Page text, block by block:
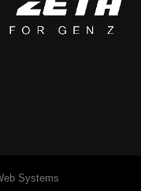
Systems